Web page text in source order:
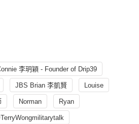
李玥穎 - Founder of Drip39
JBS Brian 李凱賢 Louise
Norman Ryan